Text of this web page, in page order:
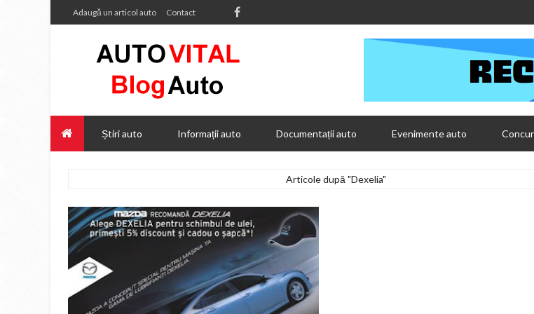
Adaugă un articol auto Contact
Știri auto Informații auto Documentații auto Evenimente auto
Articole după "Dexelia"